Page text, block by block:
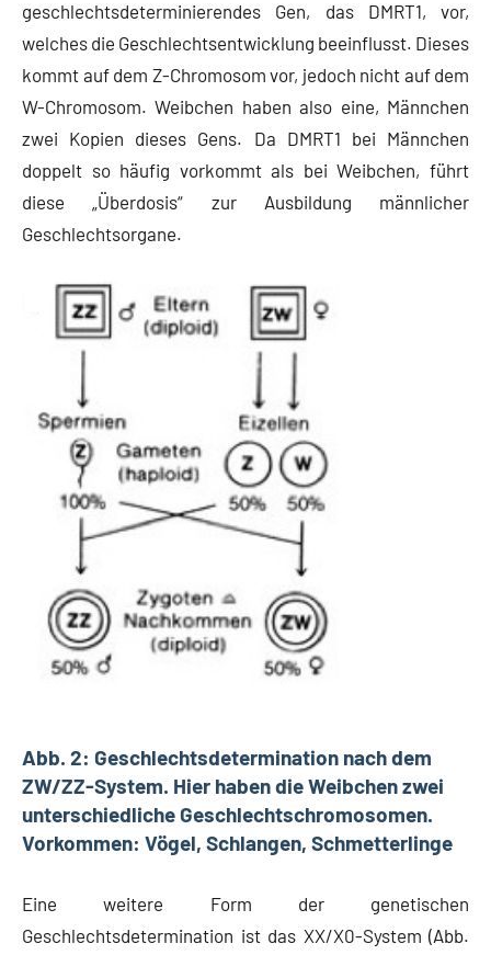
geschlechtsdeterminierendes Gen, das DMRT1, vor,
welches die Geschlechtsentwicklung beeinflusst. Dieses
kommt auf dem Z-Chromosom vor, jedoch nicht auf dem
W-Chromosom. Weibchen haben also eine, Männchen
zwei Kopien dieses Gens. Da DMRT1 bei Männchen
doppelt so häufig vorkommt als bei Weibchen, führt
diese „Überdosis“ zur Ausbildung männlicher
Geschlechtsorgane.
Abb. 2: Geschlechtsdetermination nach dem
ZW/ZZ-System. Hier haben die Weibchen zwei
unterschiedliche Geschlechtschromosomen.
Vorkommen: Vögel, Schlangen, Schmetterlinge
Eine weitere Form der genetischen
Geschlechtsdetermination ist das XX/X0-System (Abb.